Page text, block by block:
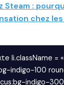
Steam :
chez
li.className =
indigo-100
indigo-